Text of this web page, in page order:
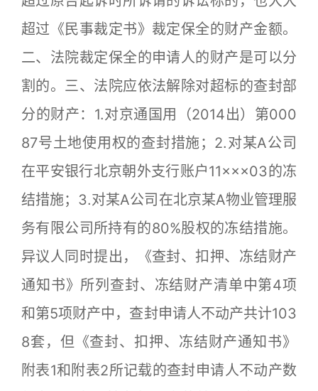
超过《民事裁定书》裁定保全的财产金额。
二、法院裁定保全的申请人的财产是可以分
割的。三、法院应依法解除对超标的查封部
分的财产：1.对京通国用（2014出）第000
87号土地使用权的查封措施；2.对某A公司
在平安银行北京朝外支行账户11×××03的冻
结措施；3.对某A公司在北京某A物业管理服
务有限公司所持有的80%股权的冻结措施。
异议人同时提出，《查封、扣押、冻结财产
通知书》所列查封、冻结财产清单中第4项
和第5项财产中，查封申请人不动产共计103
8套，但《查封、扣押、冻结财产通知书》
附表1和附表2所记载的查封申请人不动产数